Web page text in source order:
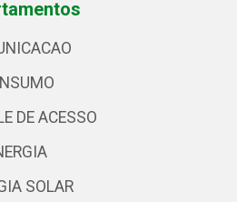
DE ACESSO
SOLAR